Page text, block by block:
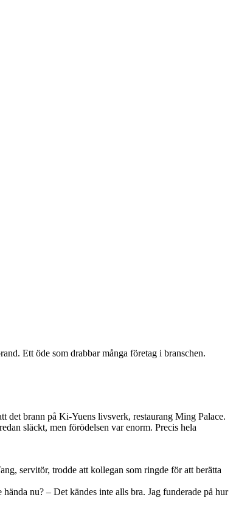
Ett öde som drabbar många företag i branschen.
det brann på Ki-Yuens livsverk, restaurang Ming Palace.
släckt, men förödelsen var enorm. Precis hela
servitör, trodde att kollegan som ringde för att berätta
nu? – Det kändes inte alls bra. Jag funderade på hur